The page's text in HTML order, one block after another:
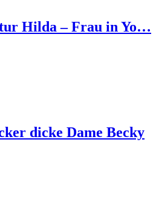
Hilda – Frau in Yo…
dicke Dame Becky